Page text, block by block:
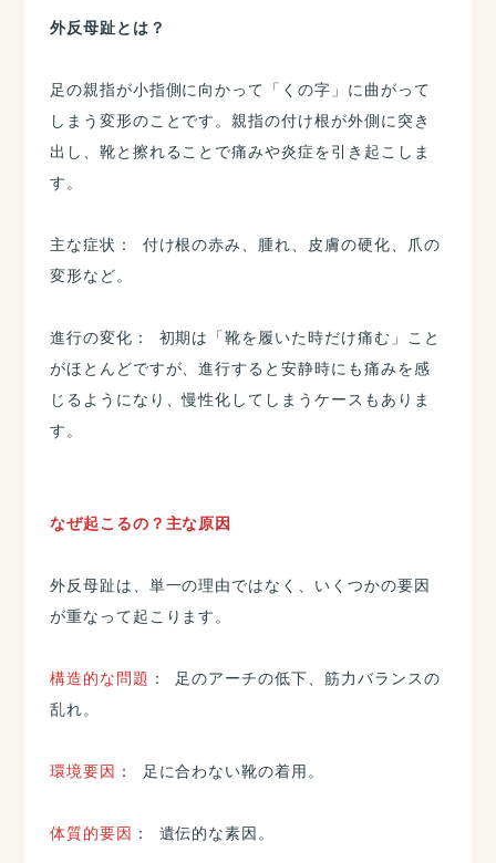
外反母趾とは？
​足の親指が小指側に向かって「くの字」に曲がって
しまう変形のことです。親指の付け根が外側に突き
出し、靴と擦れることで痛みや炎症を引き起こしま
す。
​主な症状： 付け根の赤み、腫れ、皮膚の硬化、爪の
変形など。
​進行の変化： 初期は「靴を履いた時だけ痛む」こと
がほとんどですが、進行すると安静時にも痛みを感
じるようになり、慢性化してしまうケースもありま
す。
なぜ起こるの？主な原因
​外反母趾は、単一の理由ではなく、いくつかの要因
が重なって起こります。
構造的な問題 ： 足のアーチの低下、筋力バランスの
乱れ。
環境要因 ： 足に合わない靴の着用。
体質的要因 ： 遺伝的な素因。